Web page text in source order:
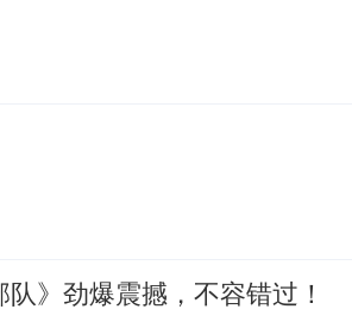
》劲爆震撼，不容错过！